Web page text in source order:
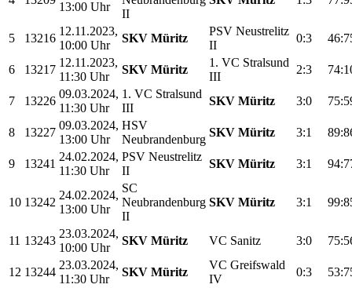
13:00 Uhr
II
5 13216
12.11.2023,
10:00 Uhr
SKV Müritz
PSV Neustrelitz
II
0:3
6 13217
12.11.2023,
11:30 Uhr
SKV Müritz
1. VC Stralsund
III
2:3
7 13226
09.03.2024,
11:30 Uhr
1. VC Stralsund
III
SKV Müritz 3:0
8 13227
09.03.2024,
13:00 Uhr
HSV
Neubrandenburg
SKV Müritz 3:1
9 13241
24.02.2024,
11:30 Uhr
PSV Neustrelitz
II
SKV Müritz 3:1
10 13242
24.02.2024,
13:00 Uhr
SC
Neubrandenburg
II
SKV Müritz 3:1
11 13243
23.03.2024,
10:00 Uhr
SKV Müritz VC Sanitz 3:0
12 13244
23.03.2024,
11:30 Uhr
SKV Müritz
VC Greifswald
IV
0:3